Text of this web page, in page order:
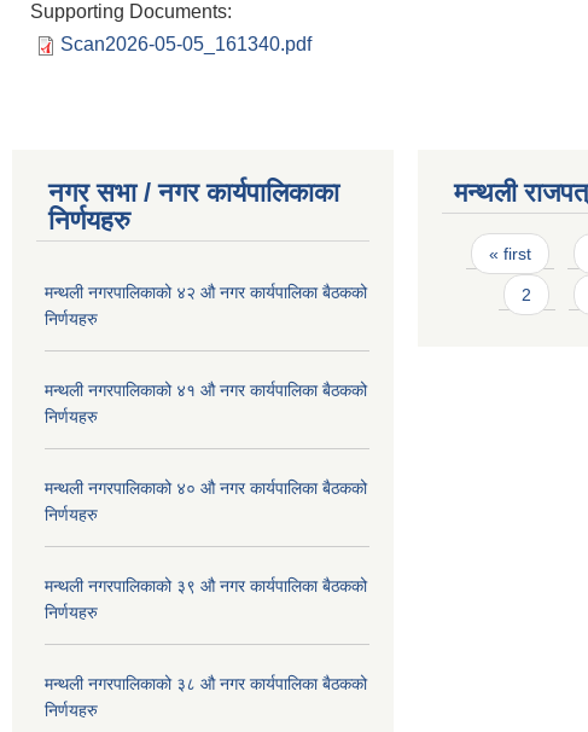
Supporting Documents:
Scan2026-05-05_161340.pdf
नगर सभा / नगर कार्यपालिकाका
निर्णयहरु
मन्थली नगरपालिकाको ४२ औ नगर कार्यपालिका बैठकको
निर्णयहरु
मन्थली नगरपालिकाको ४१ औ नगर कार्यपालिका बैठकको
निर्णयहरु
मन्थली नगरपालिकाको ४० औ नगर कार्यपालिका बैठकको
निर्णयहरु
मन्थली नगरपालिकाको ३९ औ नगर कार्यपालिका बैठकको
निर्णयहरु
मन्थली नगरपालिकाको ३८ औ नगर कार्यपालिका बैठकको
निर्णयहरु
मन्थली
Pages
« first
2